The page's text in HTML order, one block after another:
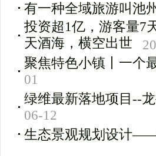
有一种全域旅游叫池州
投资超1亿，游客量
天酒海，横空出世
聚焦特色小镇丨一个
01
绿维最新落地项目--
06-12
生态景观规划设计